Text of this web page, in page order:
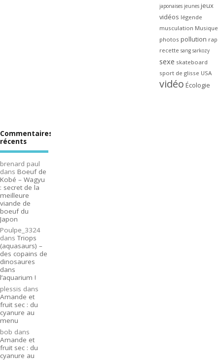
japonaises jeunes jeux
vidéos légende
musculation Musique
photos pollution rap
recette sang sarkozy
sexe skateboard
sport de glisse USA
vidéo Écologie
Commentaires
récents
brenard paul
dans Boeuf de
Kobé – Wagyu
: secret de la
meilleure
viande de
boeuf du
Japon
Poulpe_3324
dansTriops
(aquasaurs) –
des copains de
dinosaures
dans
l’aquarium !
plessis dans
Amande et
fruit sec : du
cyanure au
menu
bob dans
Amande et
fruit sec : du
cyanure au